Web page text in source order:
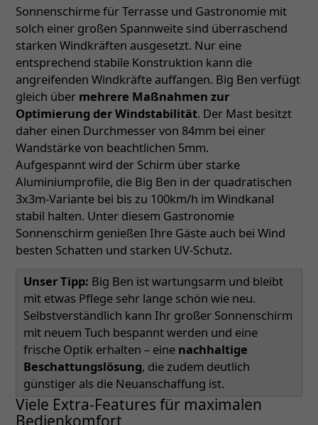
Sonnenschirme für Terrasse und Gastronomie mit
solch einer großen Spannweite sind überraschend
starken Windkräften ausgesetzt. Nur eine
entsprechend stabile Konstruktion kann die
angreifenden Windkräfte auffangen. Big Ben verfügt
gleich über mehrere Maßnahmen zur
Optimierung der Windstabilität. Der Mast besitzt
daher einen Durchmesser von 84mm bei einer
Wandstärke von beachtlichen 5mm.
Aufgespannt wird der Schirm über starke
Aluminiumprofile, die Big Ben in der quadratischen
3x3m-Variante bei bis zu 100km/h im Windkanal
stabil halten. Unter diesem Gastronomie
Sonnenschirm genießen Ihre Gäste auch bei Wind
besten Schatten und starken UV-Schutz.
Unser Tipp: Big Ben ist wartungsarm und bleibt
mit etwas Pflege sehr lange schön wie neu.
Selbstverständlich kann Ihr großer Sonnenschirm
mit neuem Tuch bespannt werden und eine
frische Optik erhalten – eine nachhaltige
Beschattungslösung, die zudem deutlich
günstiger als die Neuanschaffung ist.
Viele Extra-Features für maximalen
Bedienkomfort